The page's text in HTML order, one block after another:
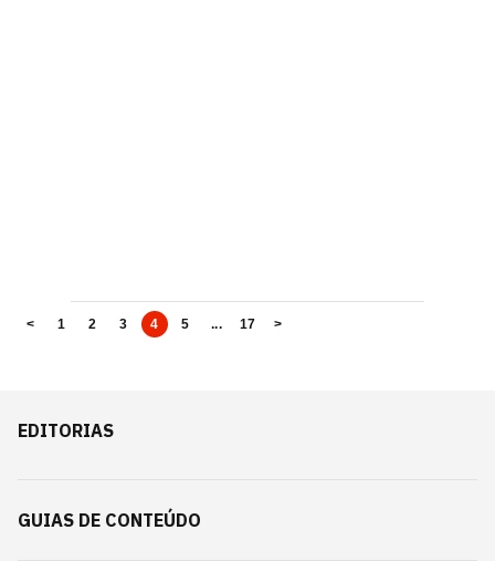
< 1 2 3 4 5 ... 17 >
EDITORIAS
GUIAS DE CONTEÚDO